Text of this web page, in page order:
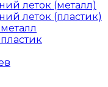
леток (металл)
леток (пластик)